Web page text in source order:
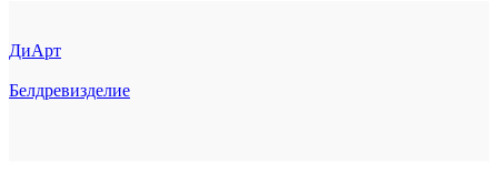
ДиАрт
Белдревизделие